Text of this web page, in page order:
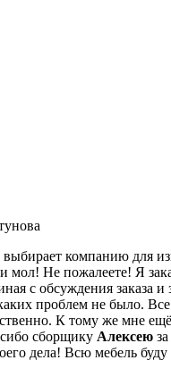
компанию для
мол! Не пожалеете! Я
с обсуждения заказа и
проблем не было.
К тому же мне
сборщику Алексею
дела! Всю мебель буду